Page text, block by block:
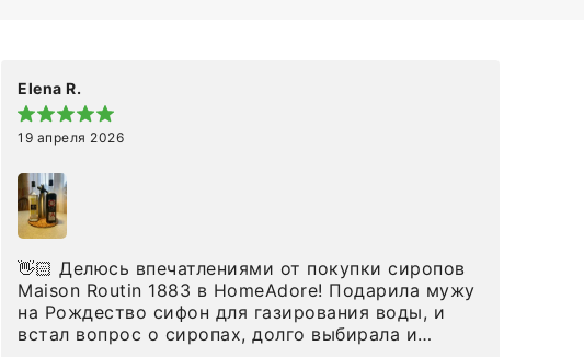
Elena R.
19 апреля 2026
👋🏻 Делюсь впечатлениями от покупки сиропов
Maison Routin 1883 в HomeAdore! Подарила мужу
на Рождество сифон для газирования воды, и
встал вопрос о сиропах, долго выбирала и